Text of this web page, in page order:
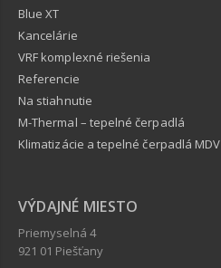
Blue XT
Kancelárie
VRF komplexné riešenia
Referencie
Na stiahnutie
M-Thermal – tepelné čerpadlá
Klimatizácie a tepelné čerpadlá MDV
VÝDAJNÉ MIESTO
Priemyselná 4
921 01 Piešťany